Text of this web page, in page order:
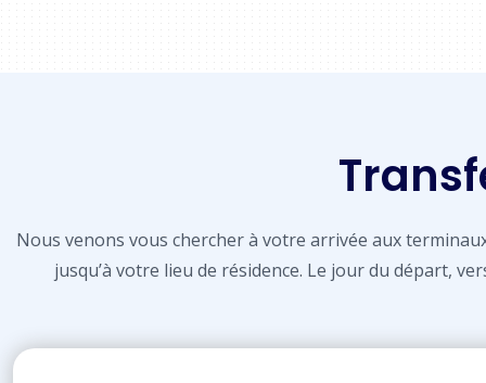
Nous venons vous chercher à votre arrivée aux
jusqu’à votre lieu de résidence. Le jour du départ,